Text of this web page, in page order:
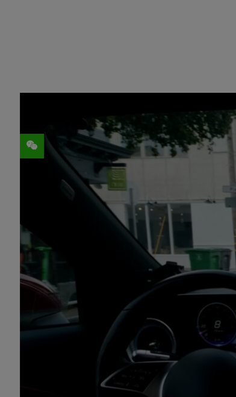
新闻摘要：
NVIDIA Alpamayo 2 Super 是
放视觉-语言-动作推理模型
更安全、可规模化的 L4 级自动
NVIDIA AlpaGym 是全新的高
其在仿真环境中的驾驶决策产生
NVIDIA OmniDreams 是全新
规模仿真罕见的长尾驾驶场景。
NVIDIA 面向辅助驾驶开发的物
重建技术，支持开发者将现实
NVIDIA GTC 台北 ——
NVIDIA
动作推理模型 (Reasoning VLA)，
理 AI 数据集，旨在支持开发安全